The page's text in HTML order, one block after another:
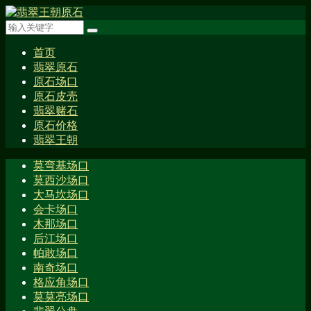
首页
翡翠原石
原石场口
原石皮壳
翡翠赌石
原石价格
翡翠王朝
莫弯基场口
莫西沙场口
大马坎场口
会卡场口
木那场口
后江场口
帕敢场口
南奇场口
格应角场口
莫莫亮场口